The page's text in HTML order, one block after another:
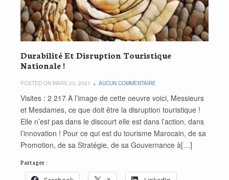
Durabilité Et Disruption Touristique
Nationale !
POSTED ON MARS 23, 2021 AUCUN COMMENTAIRE
Visites : 2 217 A l’image de cette oeuvre voici, Messieurs
et Mesdames, ce que doit être la disruption touristique !
Elle n’est pas dans le discourt elle est dans l’action, dans
l’innovation ! Pour ce qui est du tourisme Marocain, de sa
Promotion, de sa Stratégie, de sa Gouvernance à[…]
Partager :